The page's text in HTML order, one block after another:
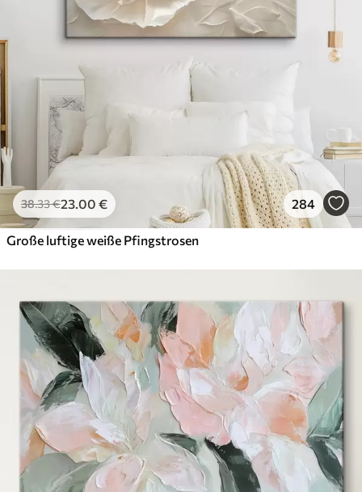
38.33€23.00 € 284
Große luftige weiße Pfingstrosen